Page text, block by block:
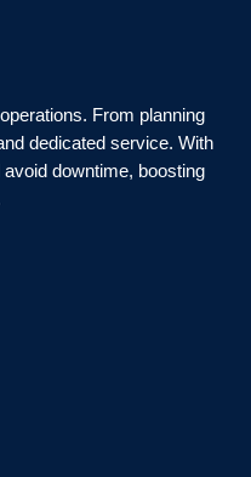
From planning
dedicated service. With
downtime, boosting